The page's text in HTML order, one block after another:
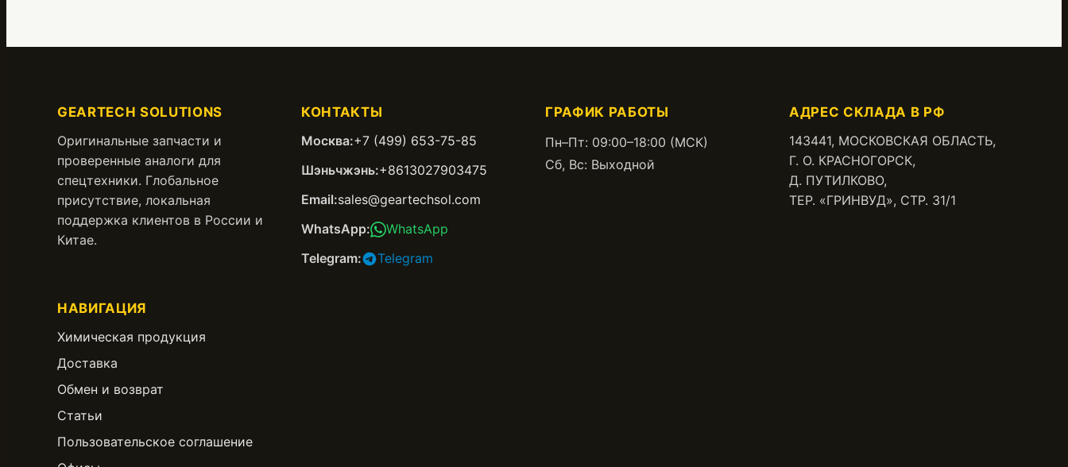
GEARTECH SOLUTIONS
Оригинальные запчасти и
проверенные аналоги для
спецтехники. Глобальное
присутствие, локальная
поддержка клиентов в России и
Китае.
КОНТАКТЫ
Москва:+7 (499) 653-75-85
Шэньчжэнь:+8613027903475
Email:sales@geartechsol.com
WhatsApp:
WhatsApp
Telegram:
Telegram
ГРАФИК РАБОТЫ
Пн–Пт: 09:00–18:00 (МСК)
Сб, Вс: Выходной
АДРЕС СКЛАДА В РФ
143441, МОСКОВСКАЯ ОБЛАСТЬ,
Г. О. КРАСНОГОРСК,
Д. ПУТИЛКОВО,
ТЕР. «ГРИНВУД», СТР. 31/1
НАВИГАЦИЯ
Химическая продукция
Доставка
Обмен и возврат
Статьи
Пользовательское соглашение